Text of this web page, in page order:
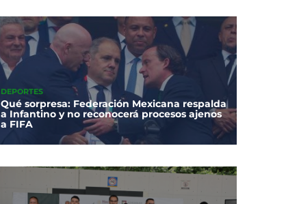
DEPORTES
Qué sorpresa: Federación Mexicana respalda
a Infantino y no reconocerá procesos ajenos
a FIFA